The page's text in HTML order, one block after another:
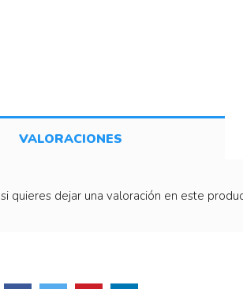
VALORACIONES
si quieres dejar una valoración en este